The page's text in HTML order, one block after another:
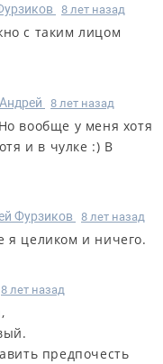
8 лет назад
с таким лицом
Андрей 8 лет назад
вообще у меня хотя
и в чулке :) В
Фурзиков 8 лет назад
я целиком и ничего.
8 лет назад
предпочесть